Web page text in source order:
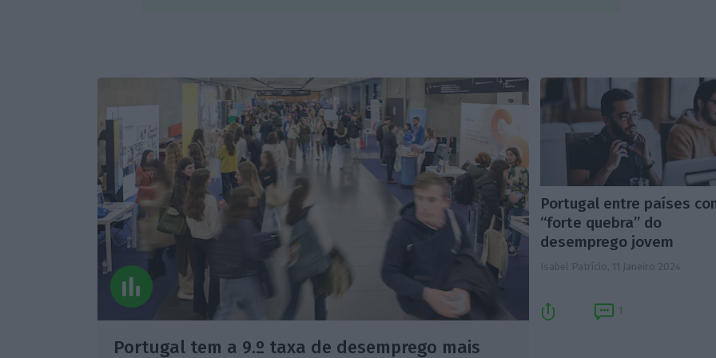
Portugal tem a 9.º taxa de desemprego mais
Portugal entre países
“forte quebra” do
desemprego jovem
Isabel Patrício, 11 Janeiro 2024